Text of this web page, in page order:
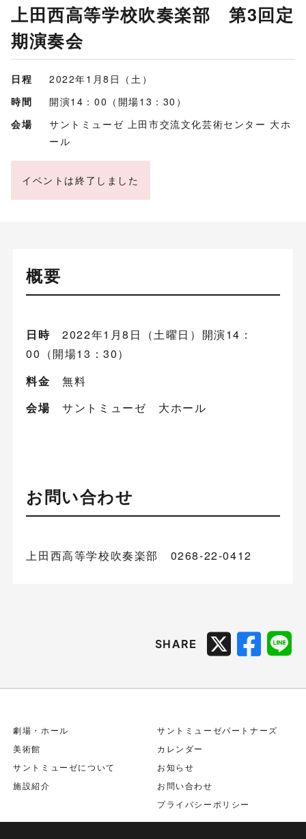
上田西高等学校吹奏楽部 第3回定
期演奏会
日程
2022年1月8日（土）
時間
開演14：00（開場13：30）
会場
サントミューゼ 上田市交流文化芸術センター 大ホ
ール
イベントは終了しました
概要
日時 2022年1月8日（土曜日）開演14：
00（開場13：30）
料金 無料
会場 サントミューゼ 大ホール
お問い合わせ
上田西高等学校吹奏楽部 0268-22-0412
SHARE
劇場・ホール
美術館
サントミューゼについて
施設紹介
サントミューゼパートナーズ
カレンダー
お知らせ
お問い合わせ
プライバシーポリシー